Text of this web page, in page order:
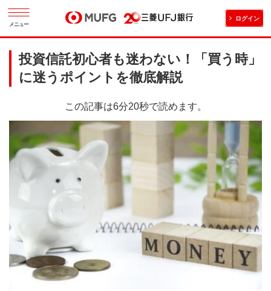
メニュー
ログイン
投資信託初心者も迷わない！「買う時」
に迷うポイントを徹底解説
この記事は6分20秒で読めます。